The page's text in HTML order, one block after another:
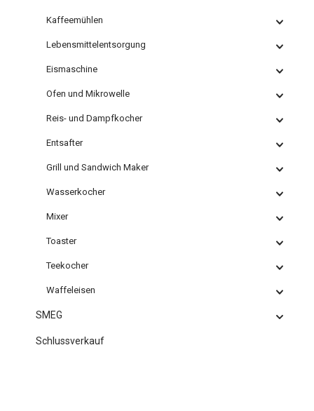
Kaffeemühlen
Lebensmittelentsorgung
Eismaschine
Ofen und Mikrowelle
Reis- und Dampfkocher
Entsafter
Grill und Sandwich Maker
Wasserkocher
Mixer
Toaster
Teekocher
Waffeleisen
SMEG
Schlussverkauf